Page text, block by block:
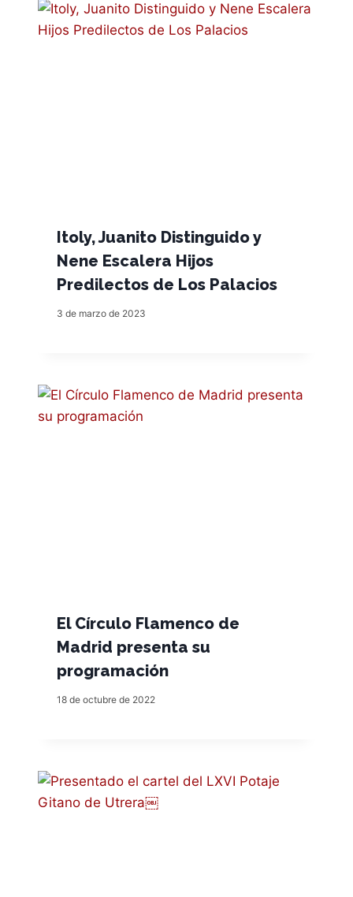
Itoly, Juanito Distinguido y
Nene Escalera Hijos
Predilectos de Los Palacios
3 de marzo de 2023
El Círculo Flamenco de
Madrid presenta su
programación
18 de octubre de 2022